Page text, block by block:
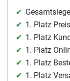
1. Platz
1. Platz
1. Platz
1. Platz
1. Platz